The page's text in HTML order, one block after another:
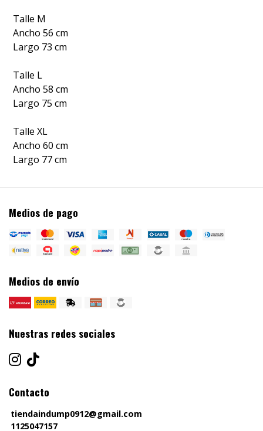
Talle M
Ancho 56 cm
Largo 73 cm
Talle L
Ancho 58 cm
Largo 75 cm
Talle XL
Ancho 60 cm
Largo 77 cm
Medios de pago
Medios de envío
Nuestras redes sociales
Contacto
tiendaindump0912@gmail.com
1125047157